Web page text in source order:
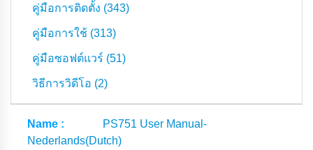
คู่มือการติดตั้ง (343)
คู่มือการใช้ (313)
คู่มือซอฟต์แวร์ (51)
วิธีการวิดีโอ (2)
PS751 User Manual-
Nederlands(Dutch)